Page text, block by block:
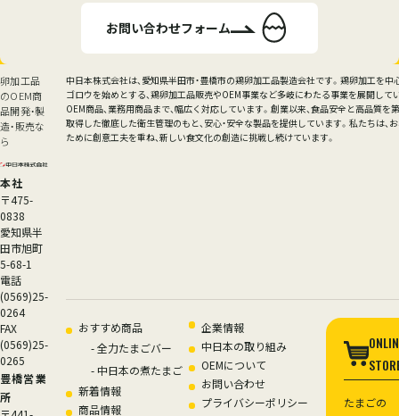
お問い合わせフォーム
卵加工品
のOEM商
品開発・製
造・販売な
ら
本社
〒475-
0838
愛知県半
田市旭町
5-68-1
電話
(0569)25-
0264
FAX
(0569)25-
0265
豊橋営業
所
中日本株式会社は、愛知県半田市・豊橋市の鶏卵加工品製造会社です。鶏卵加工を中
ゴロウを始めとする、鶏卵加工品販売やOEM事業など多岐にわたる事業を展開して
OEM商品、業務用商品まで、幅広く対応しています。創業以来、食品安全と高品質を
取得した徹底した衛生管理のもと、安心・安全な製品を提供しています。私たちは、
ために創意工夫を重ね、新しい食文化の創造に挑戦し続けています。
サイトナビゲーション
おすすめ商品
-全力たまごバー
- 中日本の煮たまご
新着情報
商品情報
企業情報
中日本の取り組み
OEMについて
お問い合わせ
プライバシーポリシー
たまごの